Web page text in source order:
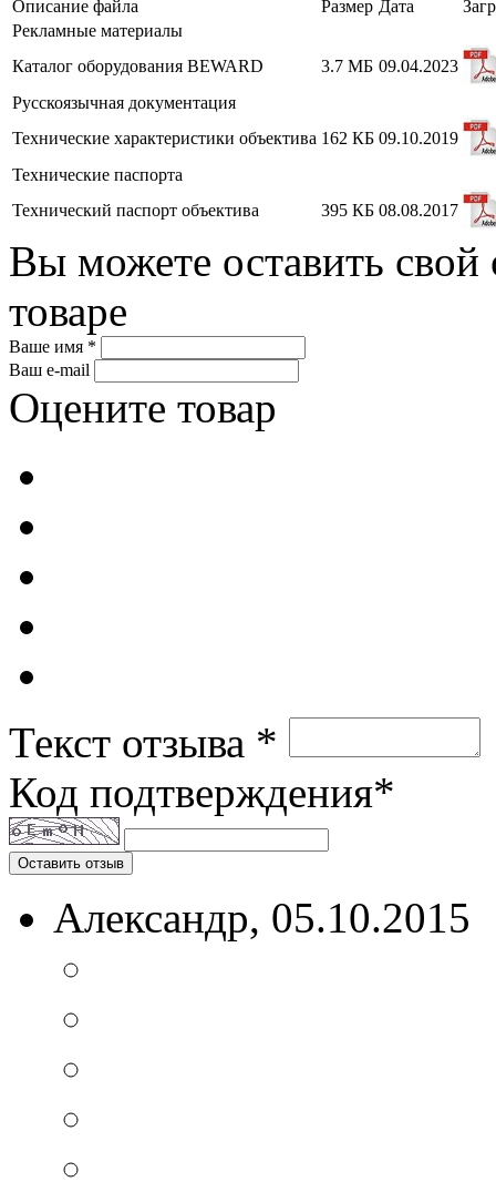
Описание файла Размер Дата
Рекламные материалы
Каталог оборудования BEWARD
3.7 МБ 09.04.2023
Русскоязычная документация
Технические характеристики объектива 162 КБ 09.10.2019
Технические паспорта
Технический паспорт объектива
395 КБ 08.08.2017
Вы можете оставить свой
товаре
Ваше имя *
Ваш e-mail
Оцените товар
Текст отзыва *
Код подтверждения*
Оставить отзыв
Александр, 05.10.2015